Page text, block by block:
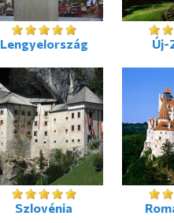
Lengyelország Új-
Szlovénia